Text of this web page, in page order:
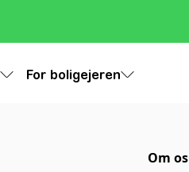
For boligejeren
Om os